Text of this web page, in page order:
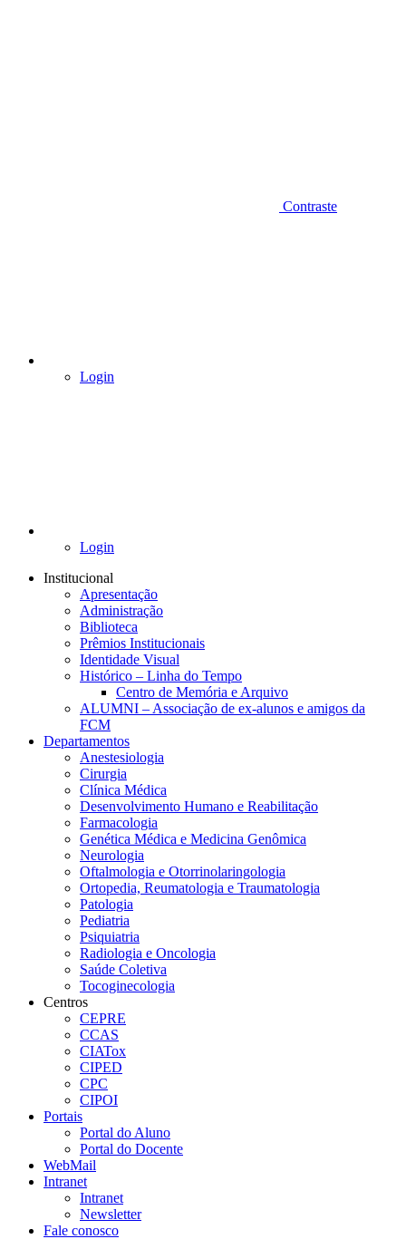
Contraste
Login
Login
Institucional
Apresentação
Administração
Biblioteca
Prêmios Institucionais
Identidade Visual
Histórico – Linha do Tempo
Centro de Memória e Arquivo
ALUMNI – Associação de ex-alunos e amigos da
FCM
Departamentos
Anestesiologia
Cirurgia
Clínica Médica
Desenvolvimento Humano e Reabilitação
Farmacologia
Genética Médica e Medicina Genômica
Neurologia
Oftalmologia e Otorrinolaringologia
Ortopedia, Reumatologia e Traumatologia
Patologia
Pediatria
Psiquiatria
Radiologia e Oncologia
Saúde Coletiva
Tocoginecologia
Centros
CEPRE
CCAS
CIATox
CIPED
CPC
CIPOI
Portais
Portal do Aluno
Portal do Docente
WebMail
Intranet
Intranet
Newsletter
Fale conosco